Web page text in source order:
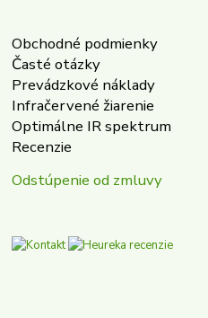
Obchodné podmienky
Časté otázky
Prevádzkové náklady
Infračervené žiarenie
Optimálne IR spektrum
Recenzie
Odstúpenie od zmluvy